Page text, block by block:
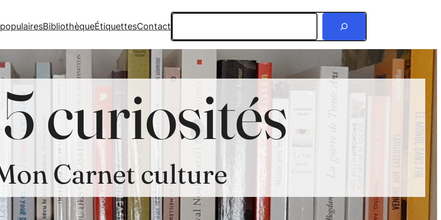
BibliothèqueÉtiquettesContact
curiosités
Carnet culture